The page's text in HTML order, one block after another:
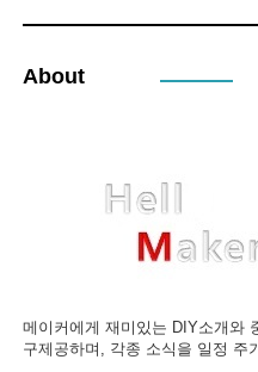
About
메이커에게 재미있는 DIY소개와
구제공하며, 각종 소식을 일정 주